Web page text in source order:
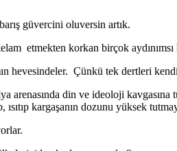
güvercini oluversin artık.
etmekten korkan birçok
hevesindeler. Çünkü tek dertleri
arenasında din ve ideoloji
kargaşanın dozunu yüksek